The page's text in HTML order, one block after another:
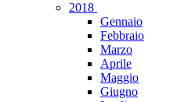
2018
Gennaio
Febbraio
Marzo
Aprile
Maggio
Giugno